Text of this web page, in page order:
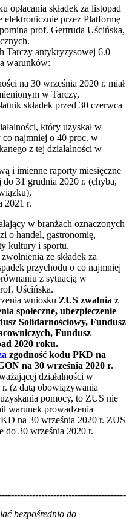
składek za listopad
elektronicznie przez Platformę
prof. Gertruda Uścińska,
Tarczy antykryzysowej 6.0
warunków:
na 30 września 2020 r. miał
w Tarczy,
składek przed 30 czerwca
który uzyskał w
co najmniej o 40 proc. w
z tej działalności w
i imienne raporty miesięczne
31 grudnia 2020 r. (chyba,
2021 r.
w branżach oznaczonych
o handel, gastronomię,
kultury i sportu,
ze składek za
przychodu o co najmniej
z sytuacją w
Uścińska.
wniosku ZUS zwalnia z
społeczne, ubezpieczenie
Solidarnościowy, Fundusz
Fundusz
2020 roku.
zgodność kodu PKD na
na 30 września 2020 r.
działalności w
(z datą obowiązywania
pomocy, to ZUS nie
warunek prowadzenia
na 30 września 2020 r. ZUS
do 30 września 2020 r.
bezpośrednio do